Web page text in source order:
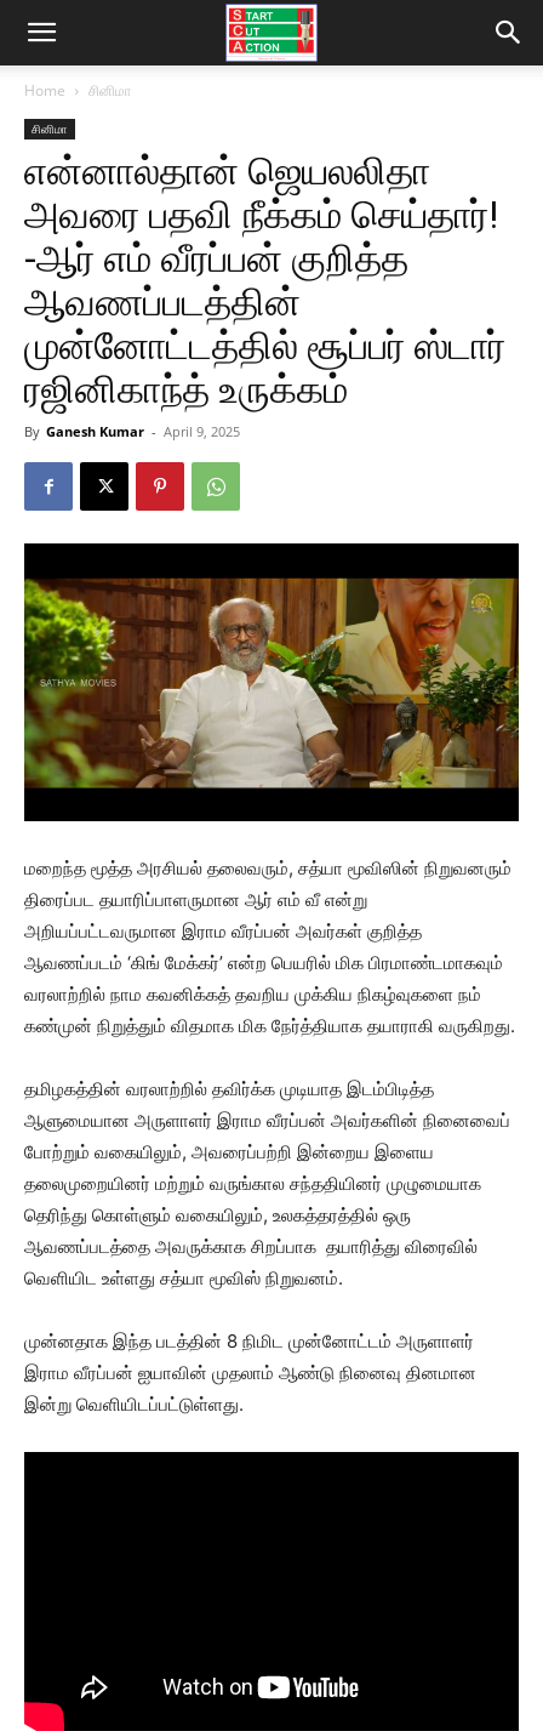
Home சினிமா
சினிமா
என்னால்தான் ஜெயலலிதா
அவரை பதவி நீக்கம் செய்தார்!
-ஆர் எம் வீரப்பன் குறித்த
ஆவணப்படத்தின்
முன்னோட்டத்தில் சூப்பர் ஸ்டார்
ரஜினிகாந்த் உருக்கம்
By Ganesh Kumar - April 9, 2025
மறைந்த மூத்த அரசியல் தலைவரும், சத்யா மூவிஸின் நிறுவனரும்
திரைப்பட தயாரிப்பாளருமான ஆர் எம் வீ என்று
அறியப்பட்டவருமான இராம வீரப்பன் அவர்கள் குறித்த
ஆவணப்படம் ‘கிங் மேக்கர்’ என்ற பெயரில் மிக பிரமாண்டமாகவும்
வரலாற்றில் நாம கவனிக்கத் தவறிய முக்கிய நிகழ்வுகளை நம்
கண்முன் நிறுத்தும் விதமாக மிக நேர்த்தியாக தயாராகி வருகிறது.
தமிழகத்தின் வரலாற்றில் தவிர்க்க முடியாத இடம்பிடித்த
ஆளுமையான அருளாளர் இராம வீரப்பன் அவர்களின் நினைவைப்
போற்றும் வகையிலும், அவரைப்பற்றி இன்றைய இளைய
தலைமுறையினர் மற்றும் வருங்கால சந்ததியினர் முழுமையாக
தெரிந்து கொள்ளும் வகையிலும், உலகத்தரத்தில் ஒரு
ஆவணப்படத்தை அவருக்காக சிறப்பாக தயாரித்து விரைவில்
வெளியிட உள்ளது சத்யா மூவிஸ் நிறுவனம்.
முன்னதாக இந்த படத்தின் 8 நிமிட முன்னோட்டம் அருளாளர்
இராம வீரப்பன் ஐயாவின் முதலாம் ஆண்டு நினைவு தினமான
இன்று வெளியிடப்பட்டுள்ளது.